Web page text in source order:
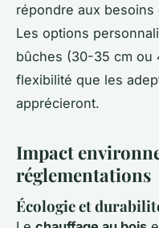
répondre aux
Les options
bûches (30-35 cm ou
flexibilité que les
apprécieront.
Impact
réglementations
Écologie et